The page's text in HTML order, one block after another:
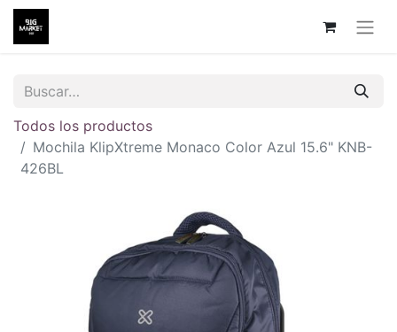
Todos los productos
Mochila KlipXtreme Monaco Color Azul 15.6" KNB-
426BL